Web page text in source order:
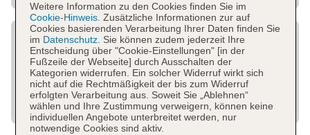
Weitere Information zu den Cookies finden Sie im
Cookie-Hinweis. Zusätzliche Informationen zur auf
Cookies basierenden Verarbeitung Ihrer Daten finden Sie
im Datenschutz. Sie können zudem jederzeit Ihre
Entscheidung über "Cookie-Einstellungen" [in der
Fußzeile der Webseite] durch Ausschalten der
Kategorien widerrufen. Ein solcher Widerruf wirkt sich
nicht auf die Rechtmäßigkeit der bis zum Widerruf
erfolgten Verarbeitung aus. Soweit Sie „Ablehnen“
wählen und Ihre Zustimmung verweigern, können keine
individuellen Angebote unterbreitet werden, nur
notwendige Cookies sind aktiv.